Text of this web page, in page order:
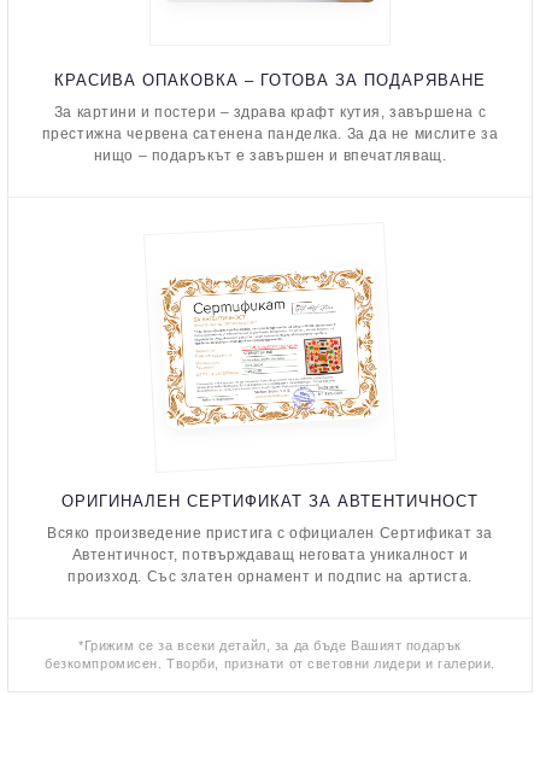
КРАСИВА ОПАКОВКА – ГОТОВА ЗА ПОДАРЯВАНЕ
За картини и постери – здрава крафт кутия, завършена с
престижна червена сатенена панделка. За да не мислите за
нищо – подаръкът е завършен и впечатляващ.
ОРИГИНАЛЕН СЕРТИФИКАТ ЗА АВТЕНТИЧНОСТ
Всяко произведение пристига с официален Сертификат за
Автентичност, потвърждаващ неговата уникалност и
произход. Със златен орнамент и подпис на артиста.
*Грижим се за всеки детайл, за да бъде Вашият подарък
безкомпромисен. Творби, признати от световни лидери и галерии.